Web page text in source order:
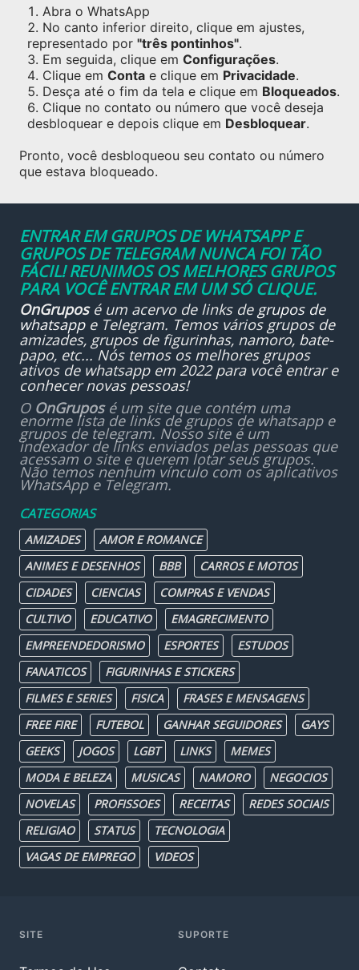
Abra o WhatsApp
No canto inferior direito, clique em ajustes,
representado por "três pontinhos".
Em seguida, clique em Configurações.
Clique em Conta e clique em Privacidade.
Desça até o fim da tela e clique em Bloqueados.
Clique no contato ou número que você deseja
desbloquear e depois clique em Desbloquear.
Pronto, você desbloqueou seu contato ou número
que estava bloqueado.
ENTRAR EM GRUPOS DE WHATSAPP E
GRUPOS DE TELEGRAM NUNCA FOI TÃO
FÁCIL! REUNIMOS OS MELHORES GRUPOS
PARA VOCÊ ENTRAR EM UM SÓ CLIQUE.
OnGruposé um acervo de links de grupos de
whatsappe Telegram. Temos vários grupos de
amizades, grupos de figurinhas, namoro, bate-
papo, etc... Nós temos os melhores grupos
ativos de whatsapp em 2022 para você entrar e
conhecer novas pessoas!
O OnGruposé um site que contém uma
enorme lista de links de grupos de whatsapp e
grupos de telegram. Nosso site é um
indexador de links enviados pelas pessoas que
acessam o site e querem lotar seus grupos.
Não temos nenhum vínculo com os aplicativos
WhatsApp e Telegram.
CATEGORIAS
AMIZADES
AMOR E ROMANCE
ANIMES E DESENHOS
BBB
CARROS E MOTOS
CIDADES
CIENCIAS
COMPRAS E VENDAS
CULTIVO
EDUCATIVO
EMAGRECIMENTO
EMPREENDEDORISMO
ESPORTES
ESTUDOS
FANATICOS
FIGURINHAS E STICKERS
FILMES E SERIES
FISICA
FRASES E MENSAGENS
FREE FIRE
FUTEBOL GANHAR SEGUIDORES
GAYS
GEEKS
JOGOS LGBT LINKS
MEMES
MODA E BELEZA
MUSICAS NAMORO
NEGOCIOS
NOVELAS
PROFISSOES RECEITAS
REDES SOCIAIS
RELIGIAO
STATUS
TECNOLOGIA
VAGAS DE EMPREGO
VIDEOS
SITE SUPORTE